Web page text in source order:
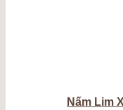
Nấm Lim